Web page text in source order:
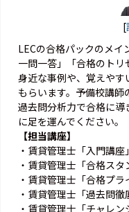
[
LECの合格パックのメイ
一問一答」「合格のトリ
身近な事例や、覚えやす
もらいます。予備校講
過去問分析力で合格に
に足を運んでください。
【担当講座】
・賃貸管理士「入門講座」
・賃貸管理士「合格スタ
・賃貸管理士「合格プラ
・賃貸管理士「過去問徹
・賃貸管理士「チャレ